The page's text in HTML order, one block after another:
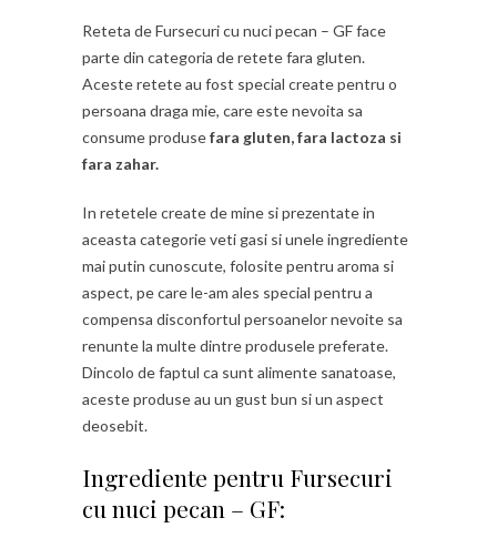
Reteta de Fursecuri cu nuci pecan – GF face
parte din categoria de retete fara gluten.
Aceste retete au fost special create pentru o
persoana draga mie, care este nevoita sa
consume produsefara gluten, fara lactoza si
fara zahar.
In retetele create de mine si prezentate in
aceasta categorie veti gasi si unele ingrediente
mai putin cunoscute, folosite pentru aroma si
aspect, pe care le-am ales special pentru a
compensa disconfortul persoanelor nevoite sa
renunte la multe dintre produsele preferate.
Dincolo de faptul ca sunt alimente sanatoase,
aceste produse au un gust bun si un aspect
deosebit.
Ingrediente pentru Fursecuri
cu nuci pecan – GF: